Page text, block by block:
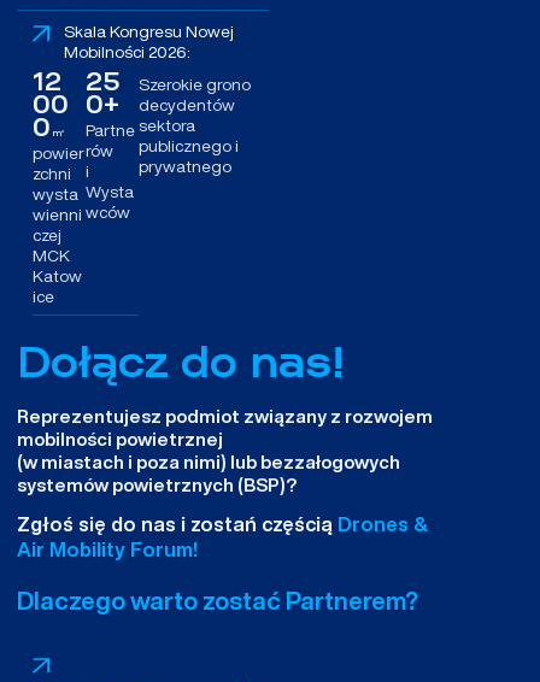
Skala Kongresu Nowej
Mobilności 2026:
12
00
0 m²
powier
zchni
wysta
wienni
czej
MCK
Katow
ice
25
0+
Partne
rów
i
Wysta
wców
Szerokie grono
decydentów
sektora
publicznego i
prywatnego
Dołącz do nas!
Reprezentujesz podmiot związany z rozwojem
mobilności powietrznej
(w miastach i poza nimi) lub bezzałogowych
systemów powietrznych (BSP)?
Zgłoś się do nas i zostań częścią Drones &
Air Mobility Forum!
Dlaczego warto zostać Partnerem?